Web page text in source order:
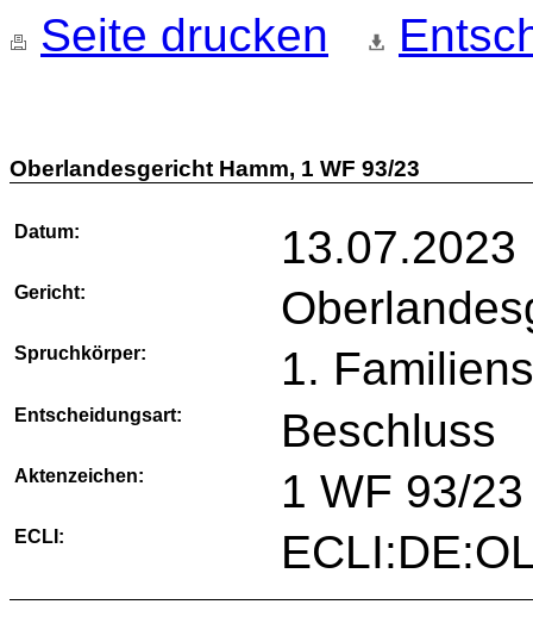
Seite drucken
Oberlandesgericht Hamm, 1 WF 93/23
Datum: 13.07.2023
Gericht:
Spruchkörper: 1.
Entscheidungsart: Beschluss
Aktenzeichen: 1 WF 93/23
ECLI: